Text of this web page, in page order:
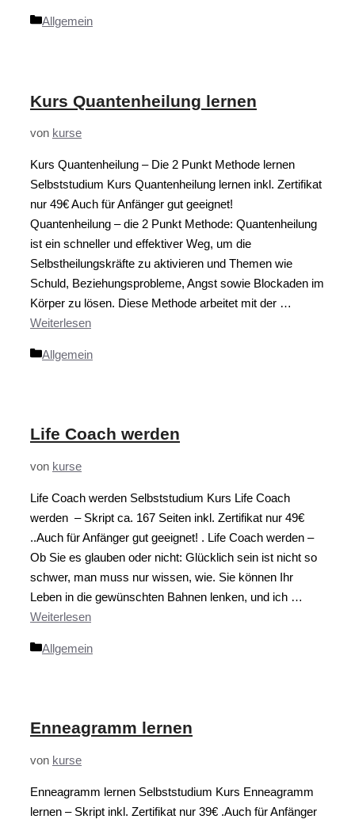
Kategorien
Allgemein
Kurs Quantenheilung lernen
von kurse
Kurs Quantenheilung – Die 2 Punkt Methode lernen
Selbststudium Kurs Quantenheilung lernen inkl. Zertifikat
nur 49€ Auch für Anfänger gut geeignet!
Quantenheilung – die 2 Punkt Methode: Quantenheilung
ist ein schneller und effektiver Weg, um die
Selbstheilungskräfte zu aktivieren und Themen wie
Schuld, Beziehungsprobleme, Angst sowie Blockaden im
Körper zu lösen. Diese Methode arbeitet mit der …
Weiterlesen
Kategorien
Allgemein
Life Coach werden
von kurse
Life Coach werden Selbststudium Kurs Life Coach
werden – Skript ca. 167 Seiten inkl. Zertifikat nur 49€
..Auch für Anfänger gut geeignet! . Life Coach werden –
Ob Sie es glauben oder nicht: Glücklich sein ist nicht so
schwer, man muss nur wissen, wie. Sie können Ihr
Leben in die gewünschten Bahnen lenken, und ich …
Weiterlesen
Kategorien
Allgemein
Enneagramm lernen
von kurse
Enneagramm lernen Selbststudium Kurs Enneagramm
lernen – Skript inkl. Zertifikat nur 39€ .Auch für Anfänger